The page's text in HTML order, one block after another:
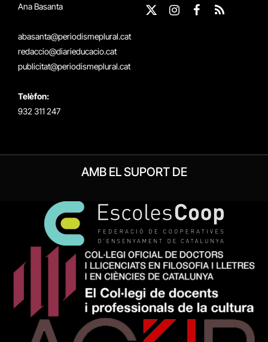
Ana Basanta
abasanta@periodismeplural.cat
redaccio@diarieducacio.cat
publicitat@periodismeplural.cat
Telèfon:
932 311 247
X
InstagramFacebook
RSS
AMB EL SUPORT DE